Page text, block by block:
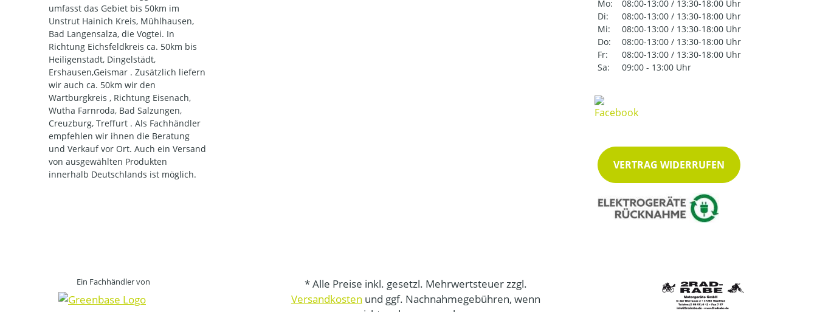
umfasst das Gebiet bis 50km im
Unstrut Hainich Kreis, Mühlhausen,
Bad Langensalza, die Vogtei. In
Richtung Eichsfeldkreis ca. 50km bis
Heiligenstadt, Dingelstädt,
Ershausen,Geismar . Zusätzlich liefern
wir auch ca. 50km wir den
Wartburgkreis , Richtung Eisenach,
Wutha Farnroda, Bad Salzungen,
Creuzburg, Treffurt . Als Fachhändler
empfehlen wir ihnen die Beratung
und Verkauf vor Ort. Auch ein Versand
von ausgewählten Produkten
innerhalb Deutschlands ist möglich.
Mo:
08:00-13:00 / 13:30-18:00 Uhr
Di:
08:00-13:00 / 13:30-18:00 Uhr
Mi:
08:00-13:00 / 13:30-18:00 Uhr
Do:
08:00-13:00 / 13:30-18:00 Uhr
Fr:
08:00-13:00 / 13:30-18:00 Uhr
Sa:
09:00 - 13:00 Uhr
VERTRAG WIDERRUFEN
Ein Fachhändler von
* Alle Preise inkl. gesetzl. Mehrwertsteuer zzgl.
Versandkosten und ggf. Nachnahmegebühren, wenn